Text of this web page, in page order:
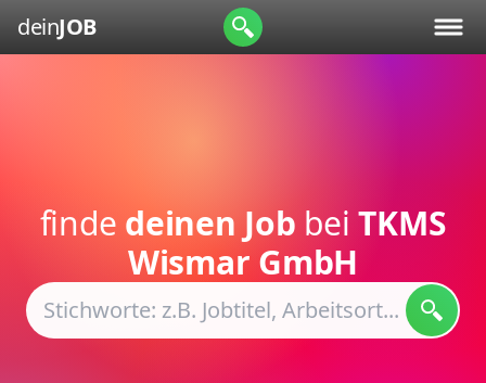
deinJOB
finde deinen Job beiTKMS
Wismar GmbH